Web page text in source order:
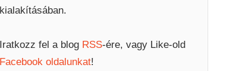
kialakításában.
Iratkozz fel a blog RSS-ére, vagy Like-old
Facebook oldalunkat!